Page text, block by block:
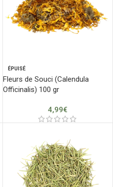
ÉPUISÉ
Fleurs de Souci (Calendula
Officinalis) 100 gr
4,99€